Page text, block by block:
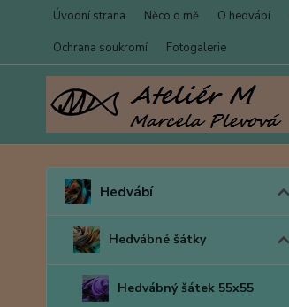
Úvodní strana Něco o mě O hedvábí
Ochrana soukromí
Fotogalerie
Hedvábí
Hedvábné šátky
Hedvábný šátek 55x55